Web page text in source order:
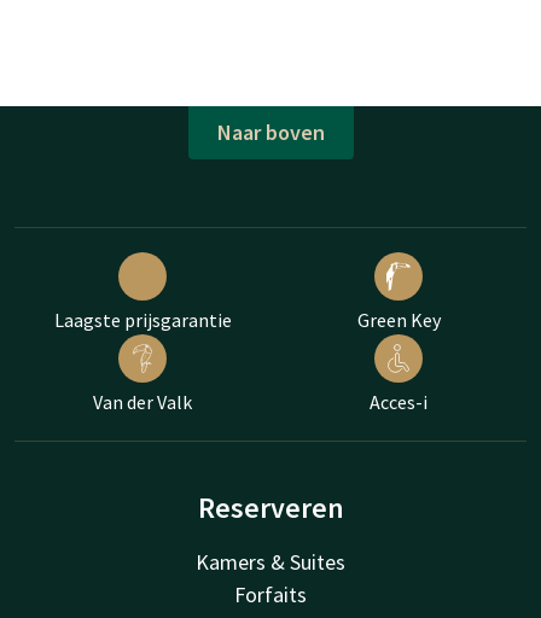
Naar boven
Laagste prijsgarantie Green Key
Van der Valk Acces-i
Reserveren
Kamers & Suites
Forfaits